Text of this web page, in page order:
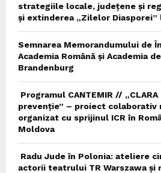
strategiile locale, județene și
și extinderea „Zilelor
Semnarea Memorandumului de
Academia Română și Academia
Brandenburg
Programul CANTEMIR //
prevenție” – proiect colaborativ
organizat cu sprijinul ICR în
Moldova
Radu Jude în Polonia: ateliere
actorii teatrului TR Warszawa